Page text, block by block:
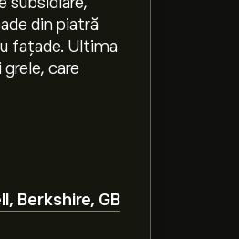
din piatră
fațade. Ultima
care
Berkshire, GB